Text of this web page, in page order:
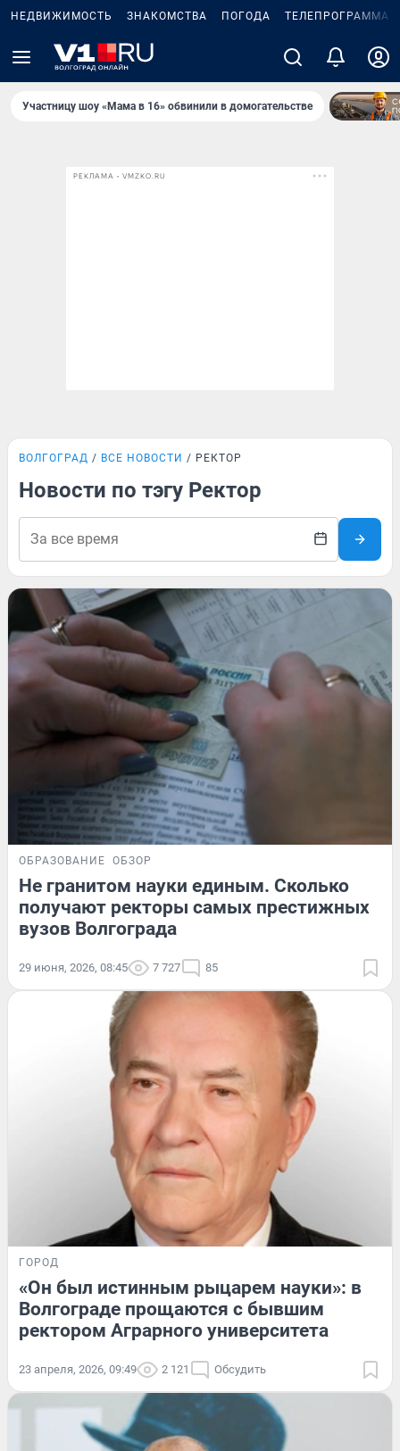
НЕДВИЖИМОСТЬ ЗНАКОМСТВА ПОГОДА ТЕЛЕПРОГРАММА
Участницу шоу «Мама в 16» обвинили в домогательстве
РЕКЛАМА • VMZKO.RU
ВОЛГОГРАД ВСЕ НОВОСТИ РЕКТОР
Новости по тэгу Ректор
ОБРАЗОВАНИЕ ОБЗОР
Не гранитом науки единым. Сколько
получают ректоры самых престижных
вузов Волгограда
29 июня, 2026, 08:45 7 727 85
ГОРОД
«Он был истинным рыцарем науки»: в
Волгограде прощаются с бывшим
ректором Аграрного университета
23 апреля, 2026, 09:49 2 121 Обсудить